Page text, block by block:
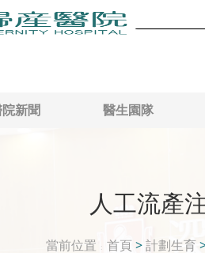
新聞 醫生園隊
人工流產
當前位置 首頁 >計劃生育